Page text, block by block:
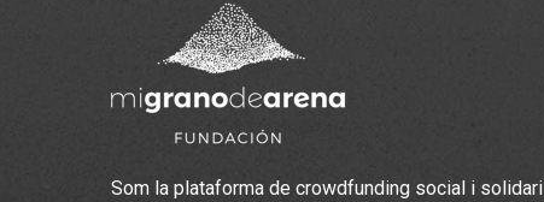
Som la plataforma de crowdfunding social i solidari